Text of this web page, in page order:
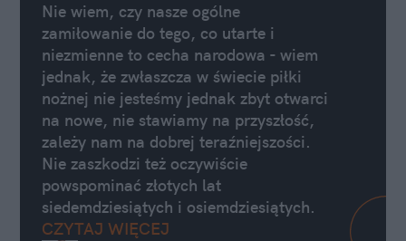
Nie wiem, czy nasze ogólne
zamiłowanie do tego, co utarte i
niezmienne to cecha narodowa - wiem
jednak, że zwłaszcza w świecie piłki
nożnej nie jesteśmy jednak zbyt otwarci
na nowe, nie stawiamy na przyszłość,
zależy nam na dobrej teraźniejszości.
Nie zaszkodzi też oczywiście
powspominać złotych lat
siedemdziesiątych i osiemdziesiątych.
CZYTAJ WIĘCEJ